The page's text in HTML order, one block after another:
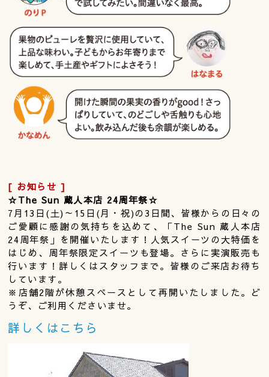
[ お知らせ ]
☆The Sun 蔵人本店 24周年祭☆
7月13日(土)～15日(月・祝)の3日間、皆様からの日々の
ご愛顧に感謝の気持ちを込めて、「The Sun 蔵人本店
24周年祭」を開催いたします！人気スイーツの大特価を
はじめ、周年祭限定スイーツも登場。さらに実演販売も
行います！詳しくはスタッフまで。皆様のご来店お待ち
しています。
※店舗2階が休憩スペースとして再開いたしました。ど
うぞ、ご利用くださいませ。
詳しくはこちら